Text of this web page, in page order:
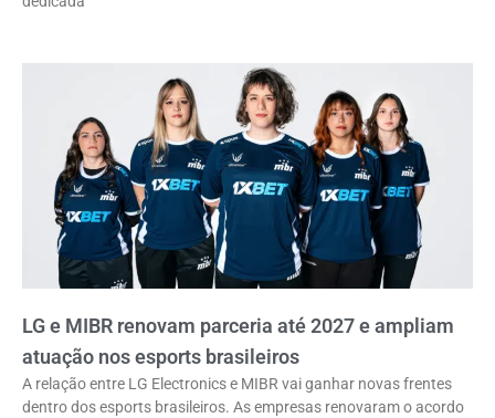
LG e MIBR renovam parceria até 2027 e ampliam
atuação nos esports brasileiros
A relação entre LG Electronics e MIBR vai ganhar novas frentes
dentro dos esports brasileiros. As empresas renovaram o acordo